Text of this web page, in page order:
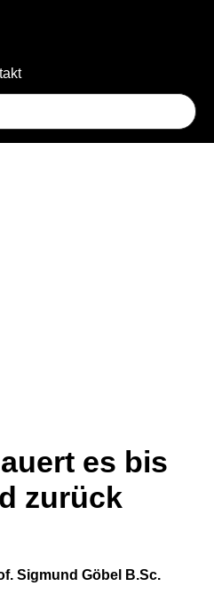
es bis
zurück
Sigmund Göbel B.Sc.